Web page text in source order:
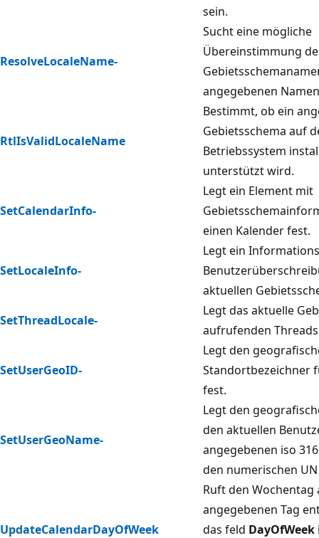
sein.
ResolveLocaleName-
Sucht eine mögliche
Übereinstimmung
angegebenen
RtlIsValidLocaleName
Bestimmt, ob ein
Gebietsschema auf
Betriebssystem
unterstützt wird.
SetCalendarInfo-
Legt ein Element mit
einen Kalender fest.
SetLocaleInfo-
Legt ein
aktuellen
SetThreadLocale-
Legt das aktuelle
aufrufenden
SetUserGeoID-
Legt den
Standortbezeichner
fest.
SetUserGeoName-
Legt den
den aktuellen
angegebenen iso
den numerischen
UpdateCalendarDayOfWeek
Ruft den Wochentag
angegebenen Tag
das feld DayOfWeek